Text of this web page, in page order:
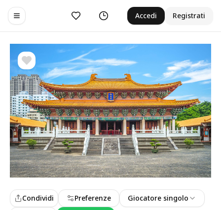
Toggle navigation menu
Preferiti Cronologia Accedi Registrati
Condividi Preferenze
Giocatore singolo